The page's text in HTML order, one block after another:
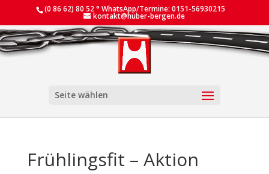
(0 86 62) 80 52 ° WhatsApp/Termine: 0151-56930215
kontakt@huber-bergen.de
Seite wählen
Frühlingsfit – Aktion